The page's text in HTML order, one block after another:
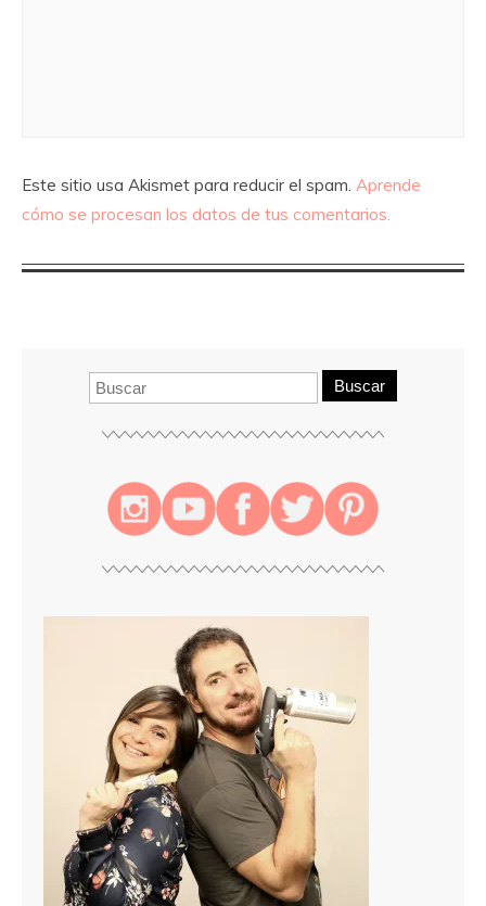
Este sitio usa Akismet para reducir el spam. Aprende
cómo se procesan los datos de tus comentarios.
Buscar